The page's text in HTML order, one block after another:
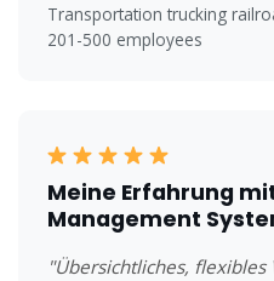
Transportation trucking
201-500 employees
Meine Erfahrung
Management
"Übersichtliches,